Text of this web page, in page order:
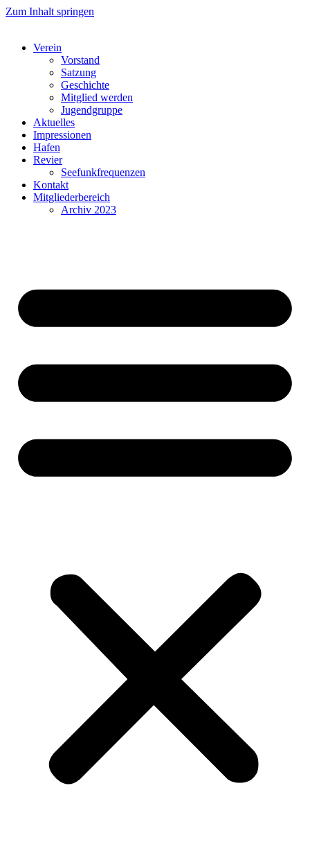
Zum Inhalt springen
Verein
Vorstand
Satzung
Geschichte
Mitglied werden
Jugendgruppe
Aktuelles
Impressionen
Hafen
Revier
Seefunkfrequenzen
Kontakt
Mitgliederbereich
Archiv 2023